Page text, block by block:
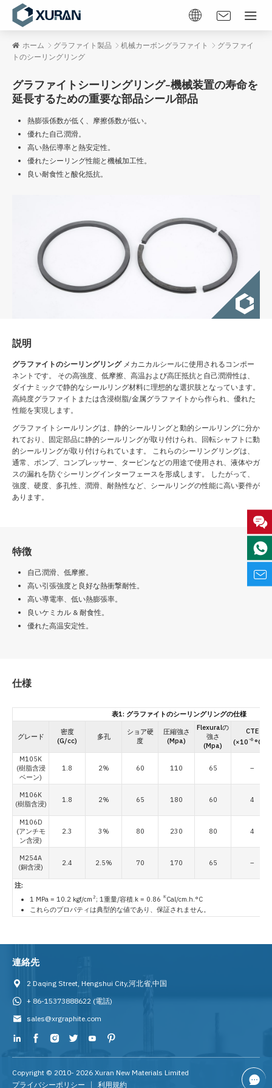
ホーム グラファイト製品 机械カーボングラファイト
グラファイ
トのシーリングリング
グラファイトシーリングリング–機械装置の寿命を
延長するための重要な部品シール部品
熱膨張係数が低く、摩擦係数が低い。
優れた自己潤滑。
高い熱伝導率と熱安定性。
優れたシーリング性能と機械加工性。
良い耐食性と酸化抵抗。
説明
グラファイトのシーリングリングメカニカルシールに使用されるコンポー
ネントです。 その高強度、低摩擦、高温および高圧抵抗と自己潤滑性は、
ダイナミックで静的なシールリング材料に理想的な選択肢となっています。
高純度グラファイトまたは含浸樹脂/金属グラファイトから作られ、優れた
性能を実現します。
グラファイトシールリングは、静的シールリングと動的シールリングに分か
れており、固定部品に静的シールリングが取り付けられ、回転シャフトに動
的シールリングが取り付けられています。 これらのシーリングリングは、
通常、ポンプ、コンプレッサー、タービンなどの用途で使用され、液体やガ
スの漏れを防ぐシーリングインターフェースを形成します。 したがって、
強度、硬度、多孔性、潤滑、耐熱性など、シールリングの性能に高い要件が
あります。
特徴
自己潤滑、低摩擦。
高い引張強度と良好な熱衝撃耐性。
高い導電率、低い熱膨張率。
良いケミカル & 耐食性。
優れた高温安定性。
仕様
表1: グラファイトのシーリングリングの仕様
グレード
密度
(G/cc)
多孔
ショア硬
度
圧縮強さ
(Mpa)
Flexuralの
強さ
(Mpa)
CTE
(×10 -6 °C
M105K
(樹脂含浸
ベーン)
1.8 2% 60 110 65 –
M106K
(樹脂含浸)
1.8 2% 65 180 60 4
M106D
(アンチモ
ン含浸)
2.3 3% 80 230 80 4
M254A
(銅含浸)
2.4 2.5% 70 170 65 –
注:
1 MPa = 10.2 kgf/cm 2 ; 1重量/容積.k = 0.86 KCal/cm.h.°C
これらのプロパティは典型的な値であり、保証されません。
連絡先
2 Daqing Street, Hengshui City,河北省,中国
+ 86-15373888622 (電話)
sales@xrgraphite.com
Copyright © 2010- 2026 Xuran New Materials Limited
プライバシーポリシー
利用規約